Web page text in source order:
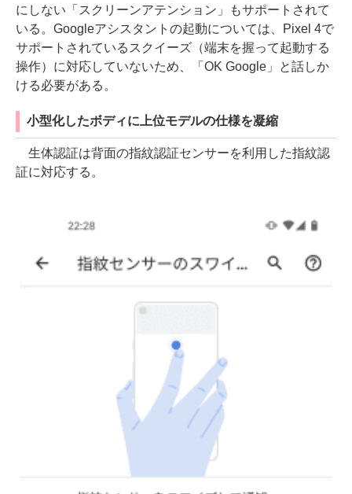
にしない「スクリーンアテンション」もサポートされて
いる。Googleアシスタントの起動については、Pixel 4で
サポートされているスクイーズ（端末を握って起動する
操作）に対応していないため、「OK Google」と話しか
ける必要がある。
小型化したボディに上位モデルの仕様を凝縮
生体認証は背面の指紋認証センサーを利用した指紋認
証に対応する。